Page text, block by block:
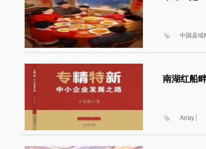
中国县域
南湖红船
Array